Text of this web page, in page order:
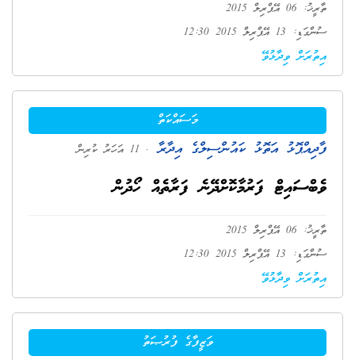
ތާރީޚު: 06 އޭޕްރިލް 2015
ސުންގަޑި: 13 އޭޕްރިލް 2015 12:30
އިތުރަށް ވިދާޅުވޭ
މަސައްކަތް
ފާދިއްޕޮޅު އަތޮޅު ކައުންސިލްގެ އިދާރާ . 11 އަހަރު ކުރިން
ވެބްސައިޓް ފަރުމާކޮށްދޭނެ ފަރާތެއް ހޯދުން
ތާރީޚު: 06 އޭޕްރިލް 2015
ސުންގަޑި: 13 އޭޕްރިލް 2015 12:30
އިތުރަށް ވިދާޅުވޭ
ވަޒީފާގެ ފުރުޞަތު